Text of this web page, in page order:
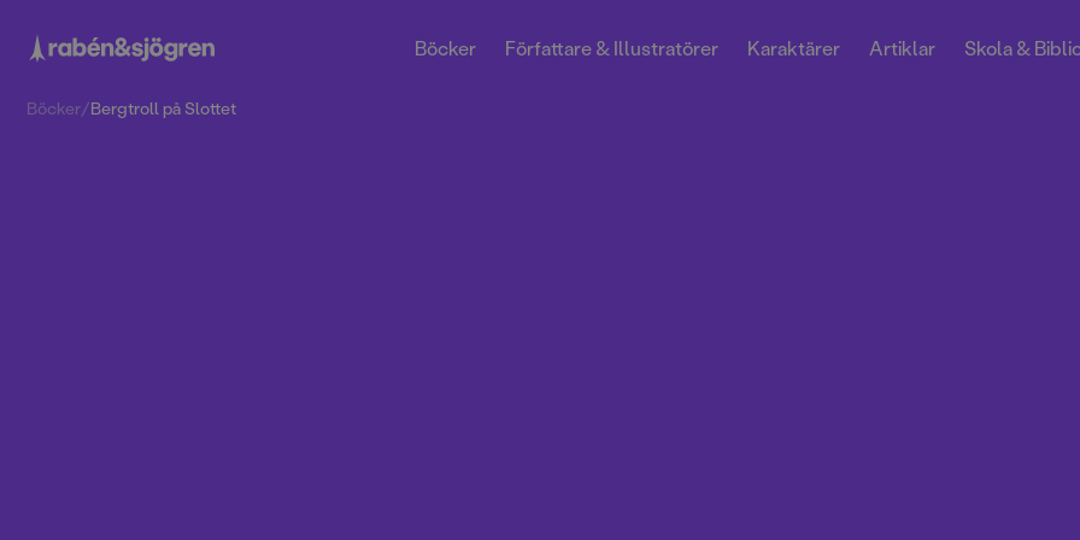
Böcker Författare & Illustratörer Karaktärer Artiklar Skola &
Böcker/Bergtroll på Slottet